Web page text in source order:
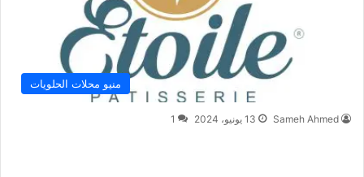
منيو محلات الحلويات
Sameh Ahmed 13 يونيو، 2024 1